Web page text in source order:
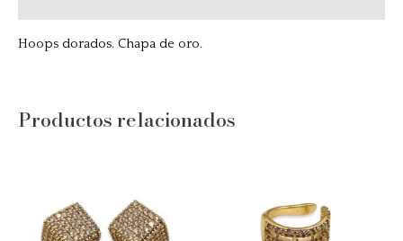
Hoops dorados. Chapa de oro.
Productos relacionados